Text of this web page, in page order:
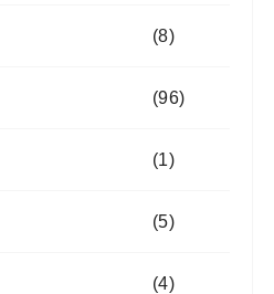
(8)
(96)
(1)
(5)
(4)